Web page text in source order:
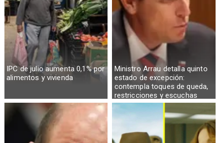
IPC de julio aumenta 0,1% por
alimentos y vivienda
Ministro Arrau detalla quinto
estado de excepción:
contempla toques de queda,
restricciones y escuchas
telefónicas en zonas críticas